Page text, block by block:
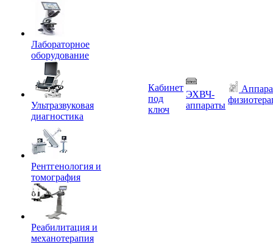
Лабораторное
оборудование
Ультразвуковая
диагностика
Рентгенология и
томография
Реабилитация и
механотерапия
Кабинет
под
ключ
ЭХВЧ-
аппараты